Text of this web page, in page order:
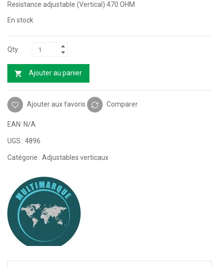
Resistance adjustable (Vertical) 470 OHM
En stock
Ajouter au panier
Ajouter aux favoris Comparer
EAN: N/A
UGS : 4896
Catégorie : Adjustables verticaux